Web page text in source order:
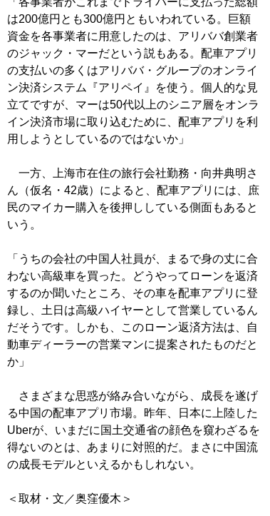
は200億円とも300億円ともいわれている。巨額
資金を各事業者に用意したのは、アリババ創業者
のジャック・マーだという説もある。配車アプリ
の支払いの多くはアリババ・グループのオンライ
ン決済システム『アリペイ』を使う。個人的な見
立てですが、マーは50代以上のシニア層をオンラ
イン決済市場に取り込むために、配車アプリを利
用しようとしているのではないか」
一方、上海市在住の旅行会社勤務・向井典明さ
ん（仮名・42歳）によると、配車アプリには、庶
民のマイカー購入を後押ししている側面もあると
いう。
「うちの会社の中国人社員が、まるで身の丈に合
わない高級車を買った。どうやってローンを返済
するのか聞いたところ、その車を配車アプリに登
録し、土日は高級ハイヤーとして営業しているん
だそうです。しかも、このローン返済方法は、自
動車ディーラーの営業マンに提案されたものだと
か」
さまざまな思惑が絡み合いながら、成長を遂げ
る中国の配車アプリ市場。昨年、日本に上陸した
Uberが、いまだに国土交通省の顔色を窺わざるを
得ないのとは、あまりに対照的だ。まさに中国流
の成長モデルといえるかもしれない。
＜取材・文／奥窪優木＞